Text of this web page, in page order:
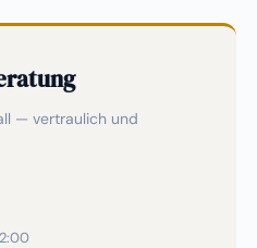
— vertraulich und